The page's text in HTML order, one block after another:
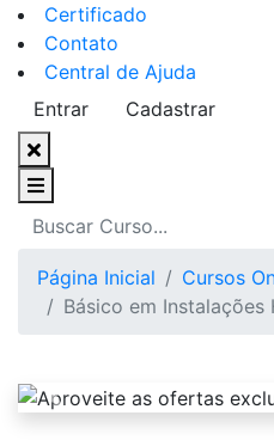
Certificado
Contato
Central de Ajuda
Entrar
Cadastrar
Página Inicial
Cursos
Básico em